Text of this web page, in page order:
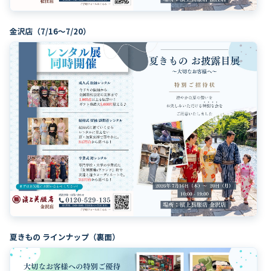
金沢店（7/16〜7/20）
夏きもの ラインナップ（裏面）